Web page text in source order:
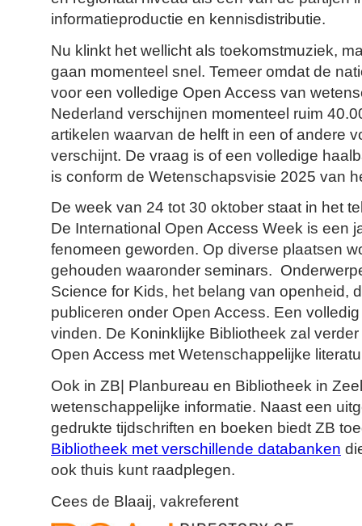
informatieproductie en kennisdistributie.
Nu klinkt het wellicht als toekomstmuziek,
gaan momenteel snel. Temeer omdat de
voor een volledige Open Access van
Nederland verschijnen momenteel ruim
artikelen waarvan de helft in een of andere
verschijnt. De vraag is of een volledige
is conform de Wetenschapsvisie 2025 van
De week van 24 tot 30 oktober staat in het
De International Open Access Week is een
fenomeen geworden. Op diverse plaatsen
gehouden waaronder seminars.
Science for Kids, het belang van openheid,
publiceren onder Open Access. Een
vinden. De Koninklijke Bibliotheek zal
Open Access met Wetenschappelijke
Ook in ZB| Planbureau en Bibliotheek in
wetenschappelijke informatie. Naast een
gedrukte tijdschriften en boeken biedt ZB
Bibliotheek met verschillende databanken
ook thuis kunt raadplegen.
Cees de Blaaij, vakreferent